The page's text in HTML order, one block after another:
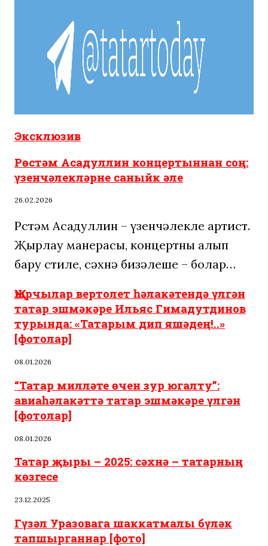
Эксклюзив
Рөстәм Асадуллин концертыннан соң:
үзенчәлекләрне саныйк әле
26.02.2026
Рөстәм Асадуллин – үзенчәлекле артист.
Җырлау манерасы, концертны алып
бару стиле, сәхнә бизәлеше – болар…
Җырчылар вертолет һәлакәтендә үлгән
татар эшмәкәре Ильяc Гимадутдинов
турында: «Татарым дип яшәдең!..»
[фотолар]
08.01.2026
“Татар милләте өчен зур югалту”:
авиаһәлакәттә татар эшмәкәре үлгән
[фотолар]
08.01.2026
Татар җыры – 2025: сәхнә – татарның
көзгесе
23.12.2025
Гүзәл Уразовага шаккатмалы бүләк
тапшырганнар [фото]